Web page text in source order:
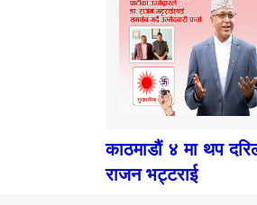
काठमाडौं ४ मा थप
राजन भट्टराई